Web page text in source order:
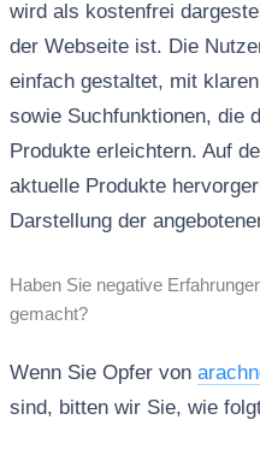
wird als kostenfrei
der Webseite ist. Die
einfach gestaltet, mit
sowie Suchfunktionen, die
Produkte erleichtern. Auf
aktuelle Produkte
Darstellung der
Haben Sie negative
gemacht?
Wenn Sie Opfer von
sind, bitten wir Sie, wie